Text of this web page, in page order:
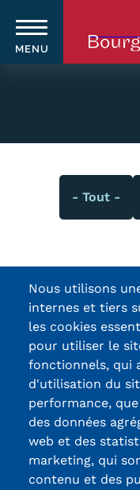
MENU
Navigation
principale
Qui sommes-
Le Cnam
Nos
Où sommes-
Carte
BFC
Nos
Quoi de neuf au
Classification
- Tout -
13, Rue
Thierry-
90010
Nous utilisons
internes et tiers
les cookies
pour utiliser le
fonctionnels, qui
d'utilisation du
performance,
des données
web et des
marketing, qui
contenu et des